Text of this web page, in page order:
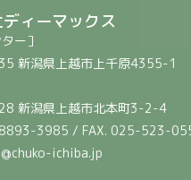
ィーマックス
ー］
新潟県上越市上千原4355-1
新潟県上越市北本町3-2-4
3985 / FAX. 025-523-
ichiba.jp